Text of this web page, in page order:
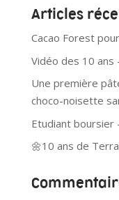
Articles
Cacao Forest
Vidéo des 10 ans
Une première
choco-noisette
Etudiant boursier
🌼10 ans de